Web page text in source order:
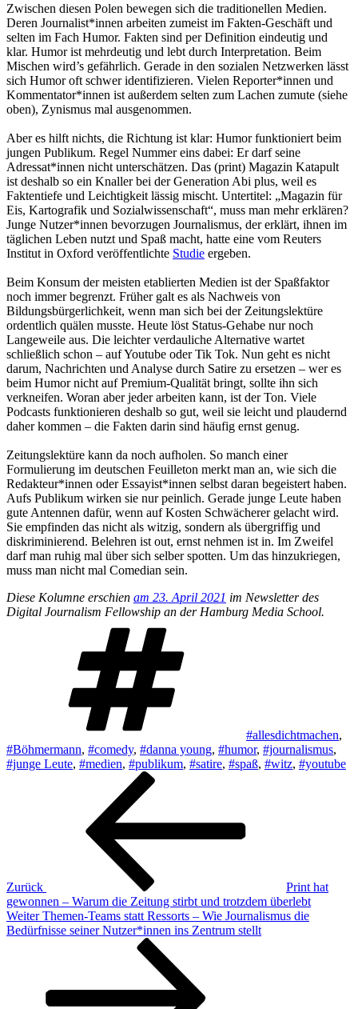
Zwischen diesen Polen bewegen sich die traditionellen Medien.
Deren Journalist*innen arbeiten zumeist im Fakten-Geschäft und
selten im Fach Humor. Fakten sind per Definition eindeutig und
klar. Humor ist mehrdeutig und lebt durch Interpretation. Beim
Mischen wird’s gefährlich. Gerade in den sozialen Netzwerken lässt
sich Humor oft schwer identifizieren. Vielen Reporter*innen und
Kommentator*innen ist außerdem selten zum Lachen zumute (siehe
oben), Zynismus mal ausgenommen.
Aber es hilft nichts, die Richtung ist klar: Humor funktioniert beim
jungen Publikum. Regel Nummer eins dabei: Er darf seine
Adressat*innen nicht unterschätzen. Das (print) Magazin Katapult
ist deshalb so ein Knaller bei der Generation Abi plus, weil es
Faktentiefe und Leichtigkeit lässig mischt. Untertitel: „Magazin für
Eis, Kartografik und Sozialwissenschaft“, muss man mehr erklären?
Junge Nutzer*innen bevorzugen Journalismus, der erklärt, ihnen im
täglichen Leben nutzt und Spaß macht, hatte eine vom Reuters
Institut in Oxford veröffentlichte Studie ergeben.
Beim Konsum der meisten etablierten Medien ist der Spaßfaktor
noch immer begrenzt. Früher galt es als Nachweis von
Bildungsbürgerlichkeit, wenn man sich bei der Zeitungslektüre
ordentlich quälen musste. Heute löst Status-Gehabe nur noch
Langeweile aus. Die leichter verdauliche Alternative wartet
schließlich schon – auf Youtube oder Tik Tok. Nun geht es nicht
darum, Nachrichten und Analyse durch Satire zu ersetzen – wer es
beim Humor nicht auf Premium-Qualität bringt, sollte ihn sich
verkneifen. Woran aber jeder arbeiten kann, ist der Ton. Viele
Podcasts funktionieren deshalb so gut, weil sie leicht und plaudernd
daher kommen – die Fakten darin sind häufig ernst genug.
Zeitungslektüre kann da noch aufholen. So manch einer
Formulierung im deutschen Feuilleton merkt man an, wie sich die
Redakteur*innen oder Essayist*innen selbst daran begeistert haben.
Aufs Publikum wirken sie nur peinlich. Gerade junge Leute haben
gute Antennen dafür, wenn auf Kosten Schwächerer gelacht wird.
Sie empfinden das nicht als witzig, sondern als übergriffig und
diskriminierend. Belehren ist out, ernst nehmen ist in. Im Zweifel
darf man ruhig mal über sich selber spotten. Um das hinzukriegen,
muss man nicht mal Comedian sein.
Diese Kolumne erschien am 23. April 2021 im Newsletter des
Digital Journalism Fellowship an der Hamburg Media School.
#allesdichtmachen,
#Böhmermann, #comedy, #danna young, #humor, #journalismus,
#junge Leute, #medien, #publikum, #satire, #spaß, #witz, #youtube
Beitragsnavigation
Zurück
Print hat
gewonnen – Warum die Zeitung stirbt und trotzdem überlebt
Nächster
Beitrag
Weiter Themen-Teams statt Ressorts – Wie Journalismus die
Bedürfnisse seiner Nutzer*innen ins Zentrum stellt